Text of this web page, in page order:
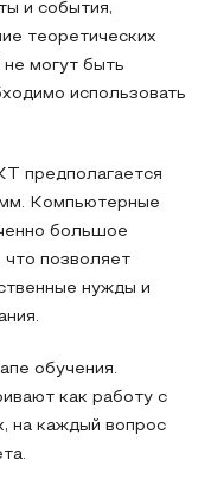
и события,
теоретических
могут быть
использовать
предполагается
Компьютерные
большое
что позволяет
нужды и
обучения.
как работу с
на каждый вопрос